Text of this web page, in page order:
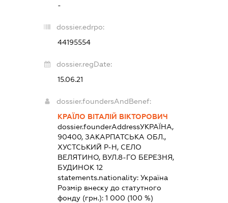
-
dossier.edrpo:
44195554
dossier.regDate:
15.06.21
dossier.foundersAndBenef:
КРАЇЛО ВІТАЛІЙ ВІКТОРОВИЧ
dossier.founderAddressУКРАЇНА,
90400, ЗАКАРПАТСЬКА ОБЛ.,
ХУСТСЬКИЙ Р-Н, СЕЛО
ВЕЛЯТИНО, ВУЛ.8-ГО БЕРЕЗНЯ,
БУДИНОК 12
statements.nationality:Україна
Розмір внеску до статутного
фонду (грн.):1 000 (100 %)